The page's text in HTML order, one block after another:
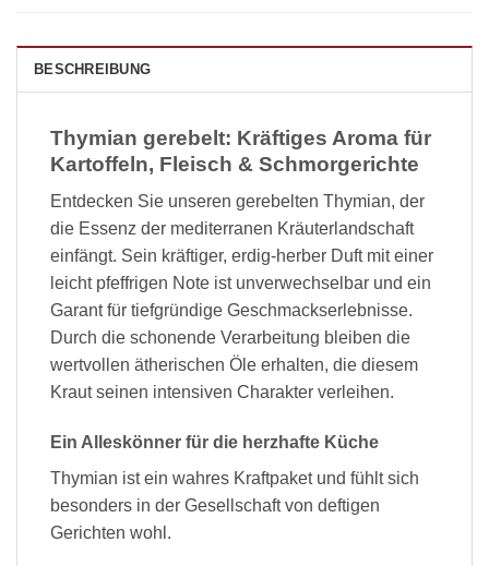
BESCHREIBUNG
Thymian gerebelt: Kräftiges Aroma für
Kartoffeln, Fleisch & Schmorgerichte
Entdecken Sie unseren gerebelten Thymian, der
die Essenz der mediterranen Kräuterlandschaft
einfängt. Sein kräftiger, erdig-herber Duft mit einer
leicht pfeffrigen Note ist unverwechselbar und ein
Garant für tiefgründige Geschmackserlebnisse.
Durch die schonende Verarbeitung bleiben die
wertvollen ätherischen Öle erhalten, die diesem
Kraut seinen intensiven Charakter verleihen.
Ein Alleskönner für die herzhafte Küche
Thymian ist ein wahres Kraftpaket und fühlt sich
besonders in der Gesellschaft von deftigen
Gerichten wohl.